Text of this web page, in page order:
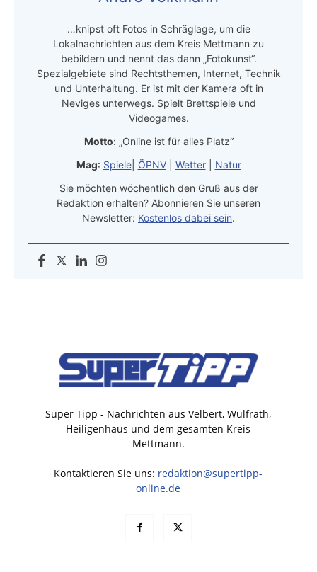
…knipst oft Fotos in Schräglage, um die
Lokalnachrichten aus dem Kreis Mettmann zu
bebildern und nennt das dann „Fotokunst“.
Spezialgebiete sind Rechtsthemen, Internet, Technik
und Unterhaltung. Er ist mit der Kamera oft in
Neviges unterwegs. Spielt Brettspiele und
Videogames.
Motto: „Online ist für alles Platz“
Mag: Spiele| ÖPNV| Wetter| Natur
Sie möchten wöchentlich den Gruß aus der
Redaktion erhalten? Abonnieren Sie unseren
Newsletter: Kostenlos dabei sein.
Super Tipp - Nachrichten aus Velbert, Wülfrath,
Heiligenhaus und dem gesamten Kreis
Mettmann.
Kontaktieren Sie uns: redaktion@supertipp-
online.de